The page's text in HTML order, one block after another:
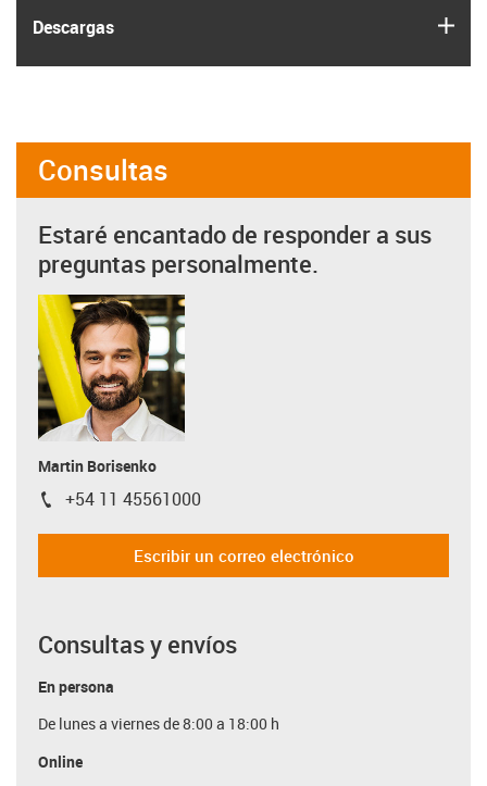
Descargas
Consultas
Estaré encantado de responder a sus
preguntas personalmente.
Martin Borisenko
igus-icon-phone
+54 11 45561000
Escribir un correo electrónico
Consultas y envíos
En persona
De lunes a viernes de 8:00 a 18:00 h
Online